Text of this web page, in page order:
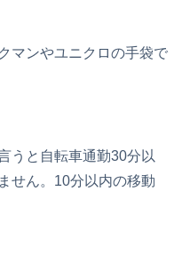
マンやユニクロの手袋で
うと自転車通勤30分以
せん。10分以内の移動